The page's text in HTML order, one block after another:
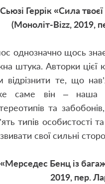
Геррік «Сила твоєї
(Моноліт-Bizz, 2019,
однозначно щось
штука. Авторки
відрізнити те, що
саме він – наша
та
типів особистості
свої сильні
Бенц із
2019, пер.